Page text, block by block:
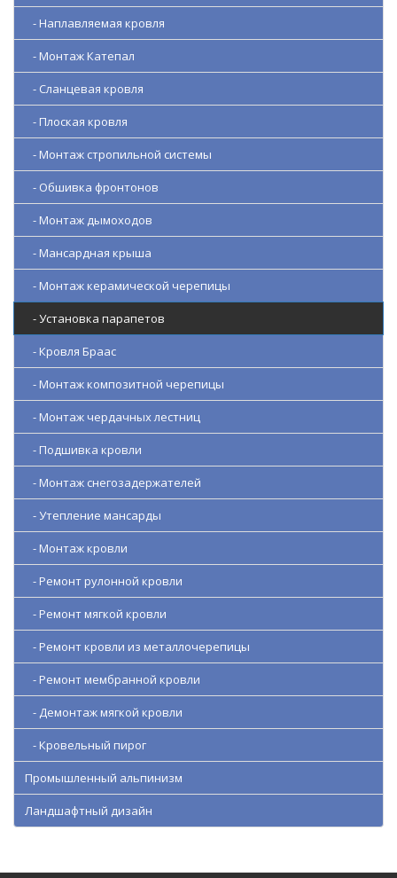
- Наплавляемая кровля
- Монтаж Катепал
- Сланцевая кровля
- Плоская кровля
- Монтаж стропильной системы
- Обшивка фронтонов
- Монтаж дымоходов
- Мансардная крыша
- Монтаж керамической черепицы
- Установка парапетов
- Кровля Браас
- Монтаж композитной черепицы
- Монтаж чердачных лестниц
- Подшивка кровли
- Монтаж снегозадержателей
- Утепление мансарды
- Монтаж кровли
- Ремонт рулонной кровли
- Ремонт мягкой кровли
- Ремонт кровли из металлочерепицы
- Ремонт мембранной кровли
- Демонтаж мягкой кровли
- Кровельный пирог
Промышленный альпинизм
Ландшафтный дизайн